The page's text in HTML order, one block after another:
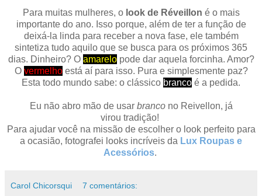
Para muitas mulheres, o look de Réveillon é o mais
importante do ano. Isso porque, além de ter a função de
deixá-la linda para receber a nova fase, ele também
sintetiza tudo aquilo que se busca para os próximos 365
dias. Dinheiro? O amarelopode dar aquela forcinha. Amor?
O vermelhoestá aí para isso. Pura e simplesmente paz?
Esta todo mundo sabe: o clássico branco é a pedida.
Eu não abro mão de usar brancono Reivellon, já
virou tradição!
Para ajudar você na missão de escolher o look perfeito para
a ocasião, fotografei looks incríveis da Lux Roupas e
Acessórios.
Carol Chicorsqui 7 comentários: